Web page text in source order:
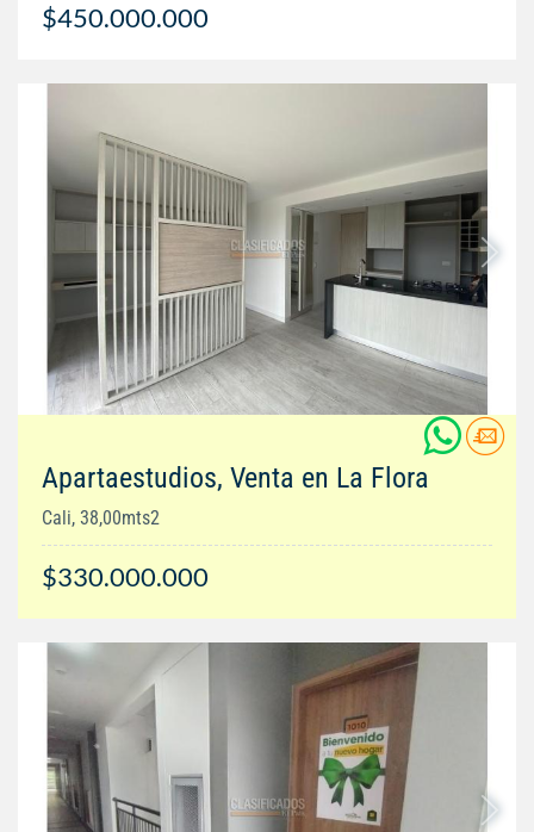
$450.000.000
Apartaestudios, Venta en La Flora
Cali, 38,00mts2
$330.000.000